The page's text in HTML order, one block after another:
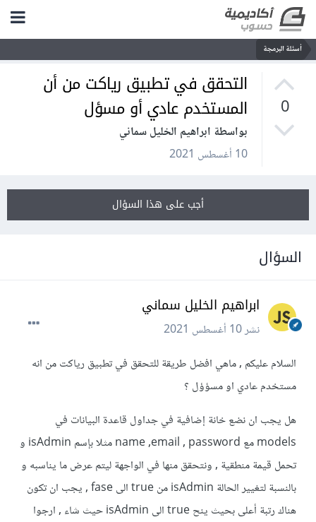
أسئلة البرمجة
0
التحقق في تطبيق رياكت من أن
المستخدم عادي أو مسؤل
بواسطة ابراهيم الخليل سماني
10 أغسطس 2021
أجب على هذا السؤال
السؤال
ابراهيم الخليل سماني
نشر10 أغسطس 2021
السلام عليكم , ماهي افضل طريقة للتحقق في تطبيق رياكت من انه
مستخدم عادي او مسؤؤل ؟
هل يجب ان نضع خانة إضافية في جداول قاعدة البيانات في
models مع name ,email , password مثلا بإسم isAdmin و
تحمل قيمة منطقية , ونتحقق منها في الواجهة ليتم عرض ما يناسبه و
بالنسبة لتغيير الحالة isAdmin من true الى fase , يجب ان تكون
هناك رتبة أعلى بحيث ينح true الى isAdmin حيث شاء , ارجوا